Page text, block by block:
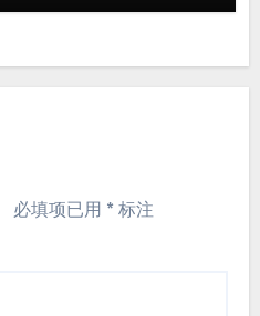
必填项已用 * 标注